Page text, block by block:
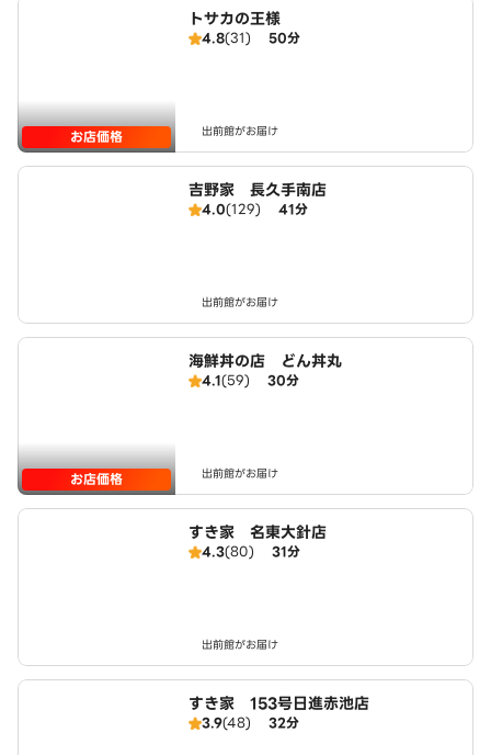
お店価格
トサカの王様
4.8(31) 50分
出前館がお届け
吉野家 長久手南店
4.0(129) 41分
出前館がお届け
お店価格
海鮮丼の店 どん丼丸
4.1(59) 30分
出前館がお届け
すき家 名東大針店
4.3(80) 31分
出前館がお届け
すき家 153号日進赤池店
3.9(48) 32分